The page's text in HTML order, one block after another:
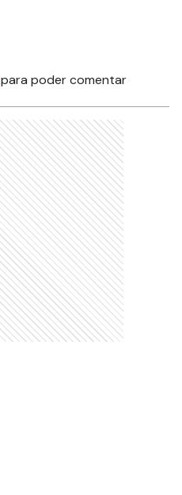
para poder comentar